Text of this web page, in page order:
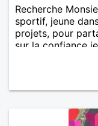
Recherche
sportif, jeune
projets, pour
sur la confiance